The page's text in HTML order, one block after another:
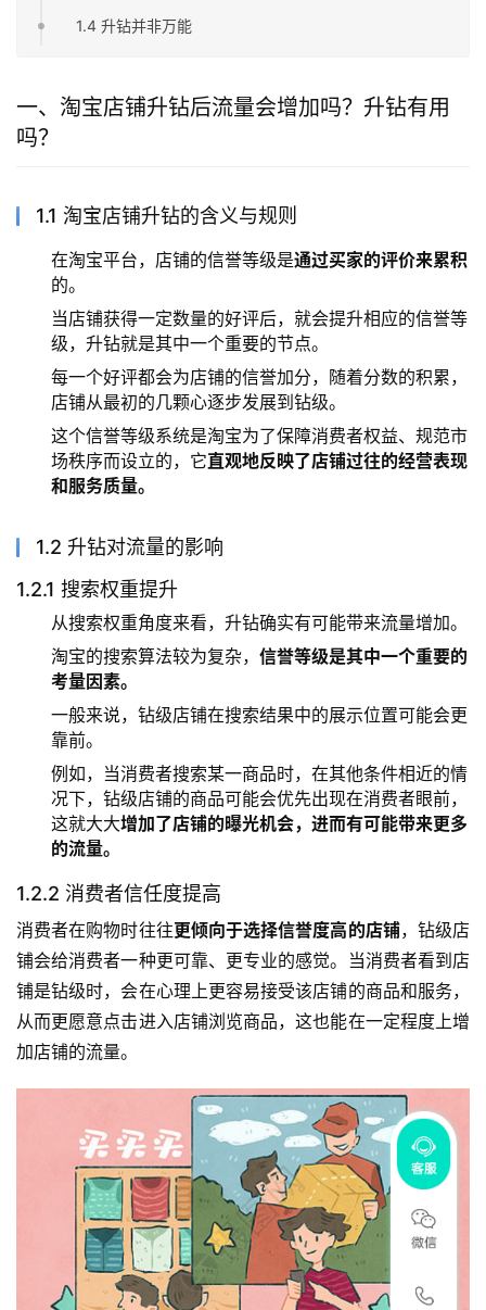
1.4 升钻并非万能
一、淘宝店铺升钻后流量会增加吗？升钻有用
吗？
1.1 淘宝店铺升钻的含义与规则
在淘宝平台，店铺的信誉等级是通过买家的评价来累积
的。
当店铺获得一定数量的好评后，就会提升相应的信誉等
级，升钻就是其中一个重要的节点。
每一个好评都会为店铺的信誉加分，随着分数的积累，
店铺从最初的几颗心逐步发展到钻级。
这个信誉等级系统是淘宝为了保障消费者权益、规范市
场秩序而设立的，它直观地反映了店铺过往的经营表现
和服务质量。
1.2 升钻对流量的影响
1.2.1 搜索权重提升
从搜索权重角度来看，升钻确实有可能带来流量增加。
淘宝的搜索算法较为复杂， 信誉等级是其中一个重要的
考量因素。
一般来说，钻级店铺在搜索结果中的展示位置可能会更
靠前。
例如，当消费者搜索某一商品时，在其他条件相近的情
况下，钻级店铺的商品可能会优先出现在消费者眼前，
这就大大增加了店铺的曝光机会，进而有可能带来更多
的流量。
1.2.2 消费者信任度提高
消费者在购物时往往更倾向于选择信誉度高的店铺，钻级店
铺会给消费者一种更可靠、更专业的感觉。当消费者看到店
铺是钻级时，会在心理上更容易接受该店铺的商品和服务，
从而更愿意点击进入店铺浏览商品，这也能在一定程度上增
加店铺的流量。